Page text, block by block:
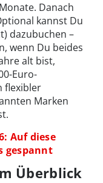
Danach
kannst Du
dazubuchen –
wenn Du beides
alt bist,
Euro-
flexibler
Marken
Auf diese
gespannt
Überblick